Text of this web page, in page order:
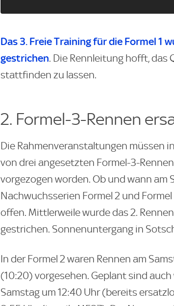
Das 3. Freie Training für die Formel 1
gestrichen. Die Rennleitung hofft, das
stattfinden zu lassen.
2. Formel-3-Rennen
Die Rahmenveranstaltungen müssen
von drei angesetzten Formel-3-
vorgezogen worden. Ob und wann am
Nachwuchsserien Formel 2 und
offen. Mittlerweile wurde das 2.
gestrichen. Sonnenuntergang in
In der Formel 2 waren Rennen am
(10:20) vorgesehen. Geplant sind
Samstag um 12:40 Uhr (bereits